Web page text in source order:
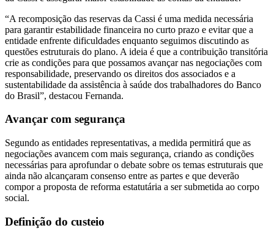
“A recomposição das reservas da Cassi é uma medida necessária
para garantir estabilidade financeira no curto prazo e evitar que a
entidade enfrente dificuldades enquanto seguimos discutindo as
questões estruturais do plano. A ideia é que a contribuição transitória
crie as condições para que possamos avançar nas negociações com
responsabilidade, preservando os direitos dos associados e a
sustentabilidade da assistência à saúde dos trabalhadores do Banco
do Brasil”, destacou Fernanda.
Avançar com segurança
Segundo as entidades representativas, a medida permitirá que as
negociações avancem com mais segurança, criando as condições
necessárias para aprofundar o debate sobre os temas estruturais que
ainda não alcançaram consenso entre as partes e que deverão
compor a proposta de reforma estatutária a ser submetida ao corpo
social.
Definição do custeio